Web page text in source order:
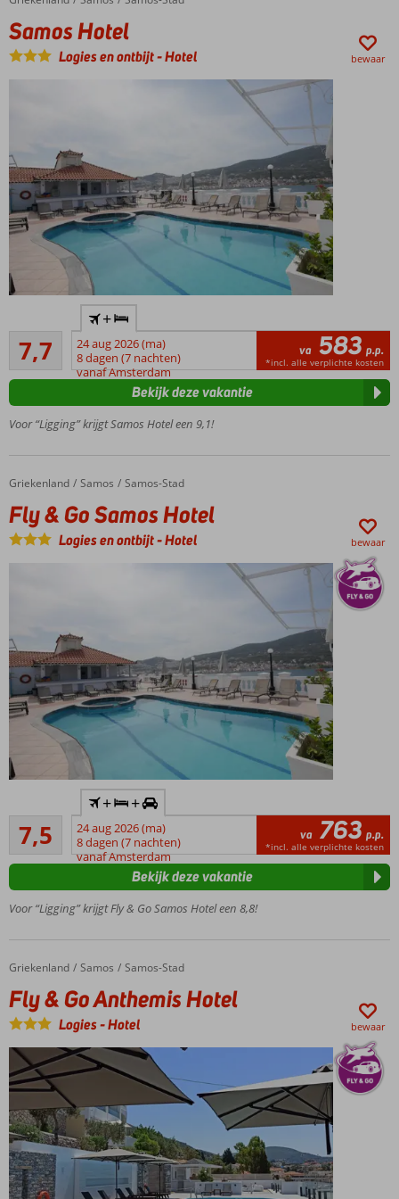
loopafstand
Prachtig
mogelijk
ontbijt
bij te
boeken
Samos Hotel
Logies en ontbijt-Hotel bewaar
van
Samos-
Stad
op het
dak
Fantastisch
over zee en
Samos-
Stad
Logies &
7,7
Goed
23
beoordelingen
+
24 aug 2026 (ma)
8 dagen (7 nachten)
vanaf Amsterdam
va 583 p.p.
*incl. alle verplichte kosten
Voor “Ligging” krijgt Samos Hotel een 9,1!
Bekijk deze vakantie
Home
Griekenland Samos Samos-Stad
Fly & Go Samos Hotel
Fly & Go Samos Hotel
Logies en ontbijt-Hotel bewaar
In het
centrum
van
op het
uitzicht
over zee en
Samos-
Stad
Logies &
Ontbijt of
Halfpension
7,5
27
beoordelingen
+ +
24 aug 2026 (ma)
8 dagen (7 nachten)
vanaf Amsterdam
va 763 p.p.
*incl. alle verplichte kosten
Voor “Ligging” krijgt Fly & Go Samos Hotel een 8,8!
Bekijk deze vakantie
Home
Griekenland Samos Samos-Stad
Fly & Go Anthemis Hotel
Fly & Go Anthemis Hotel
Logies-Hotel bewaar